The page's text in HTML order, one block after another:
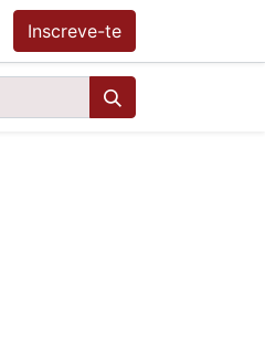
Inscreve-te